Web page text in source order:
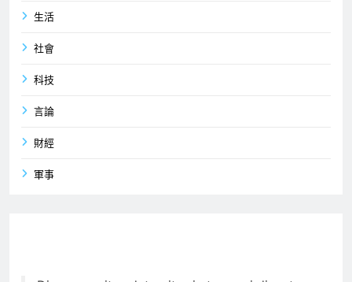
生活
社會
科技
言論
財經
軍事